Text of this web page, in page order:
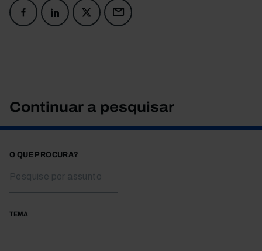
Continuar a pesquisar
O QUE PROCURA?
TEMA